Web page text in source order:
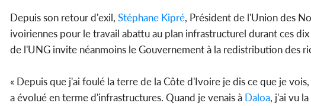
Depuis son retour d'exil, Stéphane Kipré, Président de l'Union des
ivoiriennes pour le travail abattu au plan infrastructurel durant ces
de l'UNG invite néanmoins le Gouvernement à la redistribution des
« Depuis que j'ai foulé la terre de la Côte d'Ivoire je dis ce que je
a évolué en terme d'infrastructures. Quand je venais à Daloa, j'ai vu